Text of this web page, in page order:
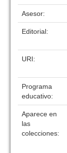
Asesor:
Editorial:
URI:
Programa
educativo:
Aparece en
las
colecciones: